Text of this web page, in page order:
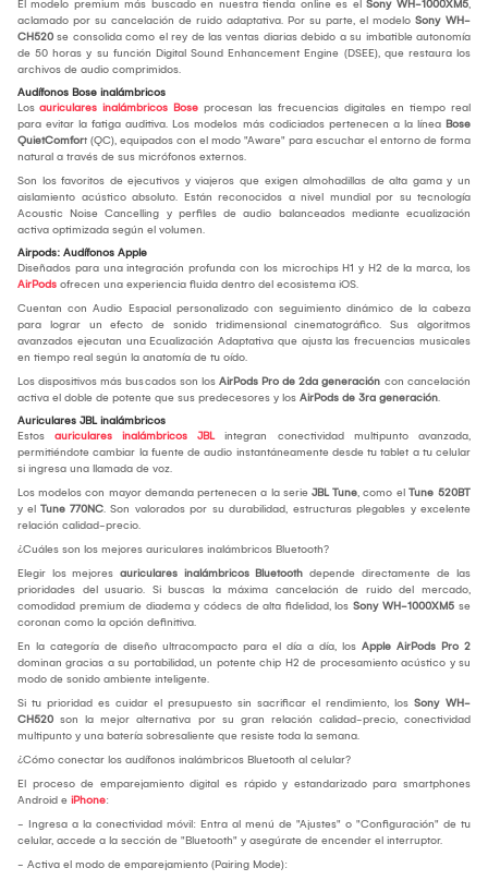
El modelo premium más buscado en nuestra tienda online es el Sony WH-1000XM5,
aclamado por su cancelación de ruido adaptativa. Por su parte, el modelo Sony WH-
CH520 se consolida como el rey de las ventas diarias debido a su imbatible autonomía
de 50 horas y su función Digital Sound Enhancement Engine (DSEE), que restaura los
archivos de audio comprimidos.
Audífonos Bose inalámbricos
Los auriculares inalámbricos Bose procesan las frecuencias digitales en tiempo real
para evitar la fatiga auditiva. Los modelos más codiciados pertenecen a la línea Bose
QuietComfort (QC), equipados con el modo "Aware" para escuchar el entorno de forma
natural a través de sus micrófonos externos.
Son los favoritos de ejecutivos y viajeros que exigen almohadillas de alta gama y un
aislamiento acústico absoluto. Están reconocidos a nivel mundial por su tecnología
Acoustic Noise Cancelling y perfiles de audio balanceados mediante ecualización
activa optimizada según el volumen.
Airpods: Audífonos Apple
Diseñados para una integración profunda con los microchips H1 y H2 de la marca, los
AirPods ofrecen una experiencia fluida dentro del ecosistema iOS.
Cuentan con Audio Espacial personalizado con seguimiento dinámico de la cabeza
para lograr un efecto de sonido tridimensional cinematográfico. Sus algoritmos
avanzados ejecutan una Ecualización Adaptativa que ajusta las frecuencias musicales
en tiempo real según la anatomía de tu oído.
Los dispositivos más buscados son los AirPods Pro de 2da generación con cancelación
activa el doble de potente que sus predecesores y los AirPods de 3ra generación.
Auriculares JBL inalámbricos
Estos auriculares inalámbricos JBLintegran conectividad multipunto avanzada,
permitiéndote cambiar la fuente de audio instantáneamente desde tu tablet a tu celular
si ingresa una llamada de voz.
Los modelos con mayor demanda pertenecen a la serie JBL Tune, como el Tune 520BT
y el Tune 770NC. Son valorados por su durabilidad, estructuras plegables y excelente
relación calidad-precio.
¿Cuáles son los mejores auriculares inalámbricos Bluetooth?
Elegir los mejores auriculares inalámbricos Bluetooth depende directamente de las
prioridades del usuario. Si buscas la máxima cancelación de ruido del mercado,
comodidad premium de diadema y códecs de alta fidelidad, los Sony WH-1000XM5 se
coronan como la opción definitiva.
En la categoría de diseño ultracompacto para el día a día, los Apple AirPods Pro 2
dominan gracias a su portabilidad, un potente chip H2 de procesamiento acústico y su
modo de sonido ambiente inteligente.
Si tu prioridad es cuidar el presupuesto sin sacrificar el rendimiento, los Sony WH-
CH520 son la mejor alternativa por su gran relación calidad-precio, conectividad
multipunto y una batería sobresaliente que resiste toda la semana.
¿Cómo conectar los audífonos inalámbricos Bluetooth al celular?
El proceso de emparejamiento digital es rápido y estandarizado para smartphones
Android e iPhone:
- Ingresa a la conectividad móvil: Entra al menú de "Ajustes" o "Configuración" de tu
celular, accede a la sección de "Bluetooth" y asegúrate de encender el interruptor.
- Activa el modo de emparejamiento (Pairing Mode):